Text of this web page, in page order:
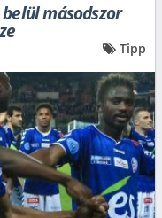
másodszor
Tipp